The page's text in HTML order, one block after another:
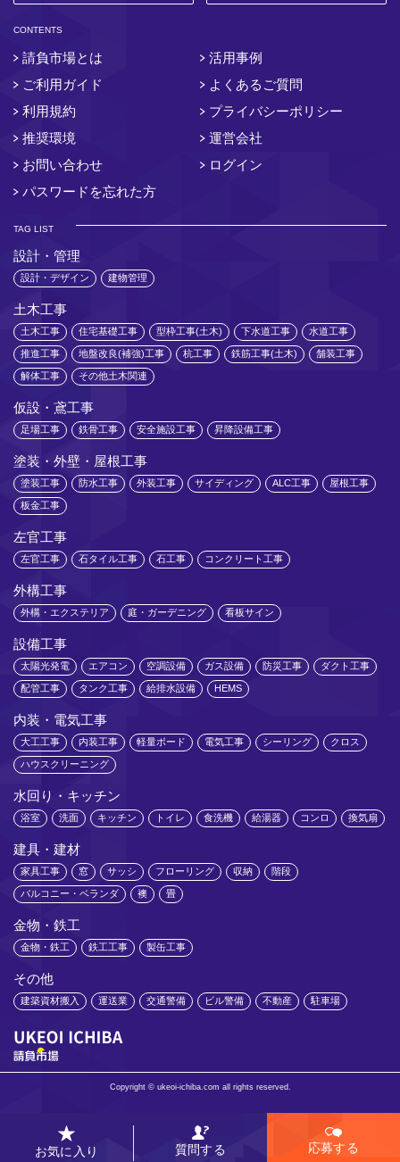
お気に入り 質問する 応募する
CONTENTS
請負市場とは
活用事例
ご利用ガイド
よくあるご質問
利用規約
プライバシーポリシー
推奨環境
運営会社
お問い合わせ
ログイン
パスワードを忘れた方
TAG LIST
設計・管理
設計・デザイン 建物管理
土木工事
土木工事 住宅基礎工事 型枠工事(土木) 下水道工事 水道工事
推進工事 地盤改良(補強)工事 杭工事 鉄筋工事(土木) 舗装工事
解体工事 その他土木関連
仮設・鳶工事
足場工事 鉄骨工事 安全施設工事 昇降設備工事
塗装・外壁・屋根工事
塗装工事 防水工事 外装工事 サイディング ALC工事 屋根工事
板金工事
左官工事
左官工事 石タイル工事 石工事 コンクリート工事
外構工事
外構・エクステリア 庭・ガーデニング 看板サイン
設備工事
太陽光発電 エアコン 空調設備 ガス設備 防災工事 ダクト工事
配管工事 タンク工事 給排水設備 HEMS
内装・電気工事
大工工事 内装工事 軽量ボード 電気工事 シーリング クロス
ハウスクリーニング
水回り・キッチン
浴室 洗面 キッチン トイレ 食洗機 給湯器 コンロ 換気扇
建具・建材
家具工事 窓 サッシ フローリング 収納 階段
バルコニー・ベランダ 襖 畳
金物・鉄工
金物・鉄工 鉄工工事 製缶工事
その他
建築資材搬入 運送業 交通警備 ビル警備 不動産 駐車場
Copyright © ukeoi-ichiba.com all rights reserved.